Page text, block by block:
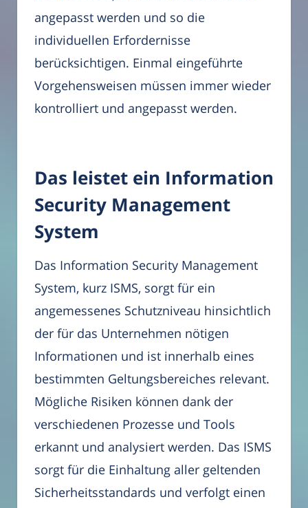
angepasst werden und so die
individuellen Erfordernisse
berücksichtigen. Einmal eingeführte
Vorgehensweisen müssen immer wieder
kontrolliert und angepasst werden.
Das leistet ein Information
Security Management
System
Das Information Security Management
System, kurz ISMS, sorgt für ein
angemessenes Schutzniveau hinsichtlich
der für das Unternehmen nötigen
Informationen und ist innerhalb eines
bestimmten Geltungsbereiches relevant.
Mögliche Risiken können dank der
verschiedenen Prozesse und Tools
erkannt und analysiert werden. Das ISMS
sorgt für die Einhaltung aller geltenden
Sicherheitsstandards und verfolgt einen